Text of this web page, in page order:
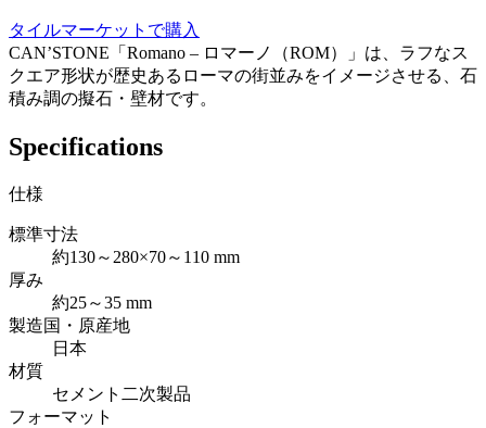
タイルマーケットで購入
CAN’STONE「Romano – ロマーノ（ROM）」は、ラフなス
クエア形状が歴史あるローマの街並みをイメージさせる、石
積み調の擬石・壁材です。
Specifications
仕様
標準寸法
約130～280×70～110 mm
厚み
約25～35 mm
製造国・原産地
日本
材質
セメント二次製品
フォーマット